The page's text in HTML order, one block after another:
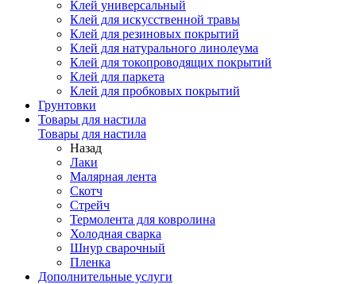
Клей универсальный
Клей для искусственной травы
Клей для резиновых покрытий
Клей для натурального линолеума
Клей для токопроводящих покрытий
Клей для паркета
Клей для пробковых покрытий
Грунтовки
Товары для настила
Товары для настила
Назад
Лаки
Малярная лента
Скотч
Стрейч
Термолента для ковролина
Холодная сварка
Шнур сварочный
Пленка
Дополнительные услуги